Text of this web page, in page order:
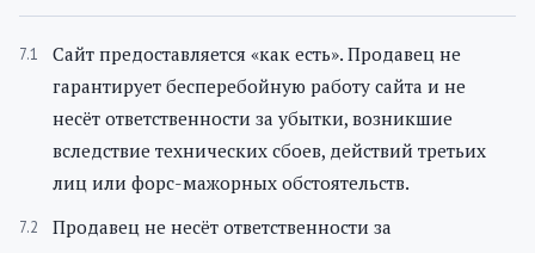
Сайт предоставляется «как есть». Продавец не
гарантирует бесперебойную работу сайта и не
несёт ответственности за убытки, возникшие
вследствие технических сбоев, действий третьих
лиц или форс-мажорных обстоятельств.
Продавец не несёт ответственности за